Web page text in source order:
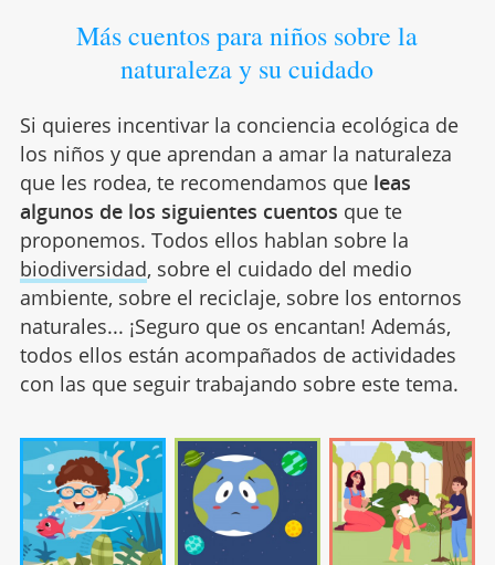
Más cuentos para niños sobre la
naturaleza y su cuidado
Si quieres incentivar la conciencia ecológica de
los niños y que aprendan a amar la naturaleza
que les rodea, te recomendamos queleas
algunos de los siguientes cuentos que te
proponemos. Todos ellos hablan sobre la
biodiversidad, sobre el cuidado del medio
ambiente, sobre el reciclaje, sobre los entornos
naturales... ¡Seguro que os encantan! Además,
todos ellos están acompañados de actividades
con las que seguir trabajando sobre este tema.